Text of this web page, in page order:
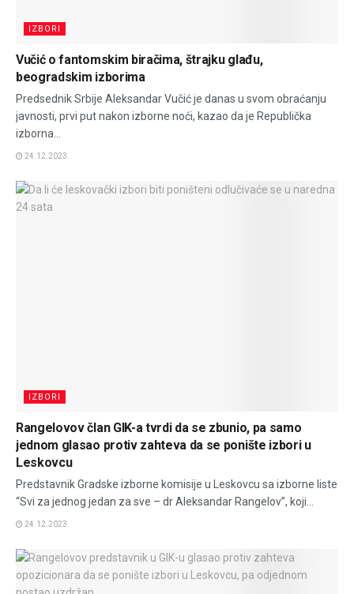
IZBORI
Vučić o fantomskim biračima, štrajku glađu,
beogradskim izborima
Predsednik Srbije Aleksandar Vučić je danas u svom obraćanju
javnosti, prvi put nakon izborne noći, kazao da je Republička
izborna...
24.12.2023.
IZBORI
Rangelovov član GIK-a tvrdi da se zbunio, pa samo
jednom glasao protiv zahteva da se ponište izbori u
Leskovcu
Predstavnik Gradske izborne komisije u Leskovcu sa izborne liste
“Svi za jednog jedan za sve – dr Aleksandar Rangelov”, koji...
24.12.2023.